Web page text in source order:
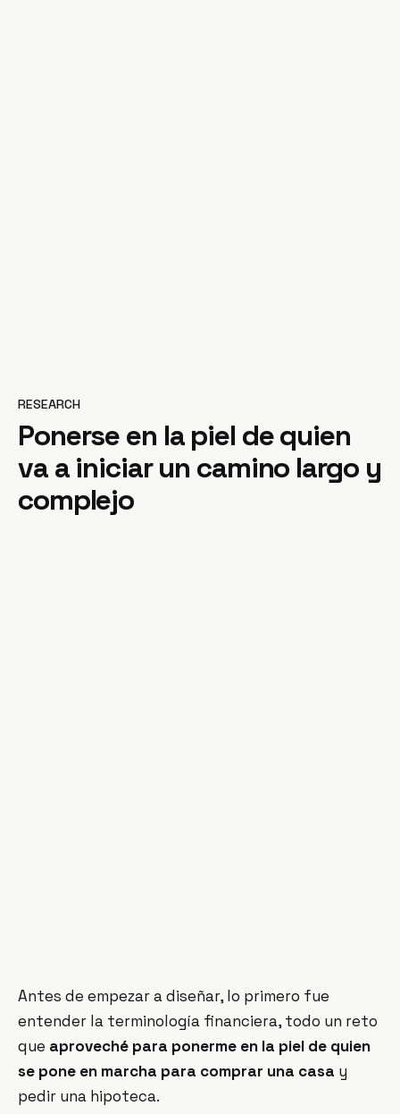
RESEARCH
Ponerse en la piel de quien
va a iniciar un camino largo y
complejo
Antes de empezar a diseñar, lo primero fue
entender la terminología financiera, todo un reto
que aproveché para ponerme en la piel de quien
se pone en marcha para comprar una casa y
pedir una hipoteca.